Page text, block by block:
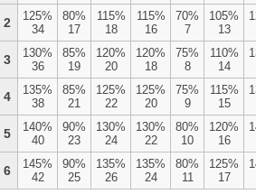
2
125%
34
80%
17
115%
18
115%
16
70%
7
105%
13
3
130%
36
85%
19
120%
20
120%
18
75%
8
110%
14
4
135%
38
85%
21
125%
22
125%
20
75%
9
115%
15
5
140%
40
90%
23
130%
24
130%
22
80%
10
120%
16
6
145%
42
90%
25
135%
26
135%
24
80%
11
125%
17